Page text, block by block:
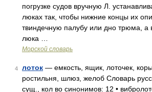
погрузке судов вручную Л.
люках так, чтобы нижние концы их
твиндечную палубу или дно трюма, а
люка …
Морской словарь
4 лоток — емкость, ящик, лоточек,
ростильня, шлюз, желоб Словарь
сущ., кол во синонимов: 12 •